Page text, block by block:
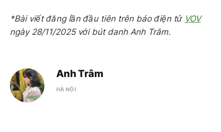
*Bài viết đăng lần đầu tiên trên báo điện tử VOV
ngày 28/11/2025 với bút danh Anh Trâm.
Anh Trâm
HÀ NỘI